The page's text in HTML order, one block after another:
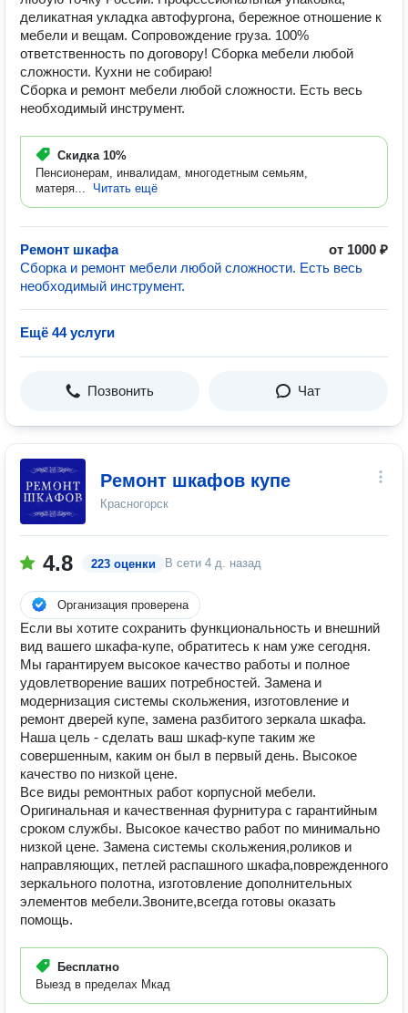
деликатная укладка автофургона, бережное отношение к
мебели и вещам. Сопровождение груза. 100%
ответственность по договору! Сборка мебели любой
сложности. Кухни не собираю!
Сборка и ремонт мебели любой сложности. Есть весь
необходимый инструмент.
Скидка 10%
Пенсионерам, инвалидам, многодетным семьям,
матеря...
Читать ещё
Ремонт шкафа
от 1000 ₽
Сборка и ремонт мебели любой сложности. Есть весь
необходимый инструмент.
Ещё 44 услуги
Позвонить Чат
Ремонт шкафов купе
Красногорск
4.8 223 оценки В сети 4 д. назад
Организация проверена
Если вы хотите сохранить функциональность и внешний
вид вашего шкафа-купе, обратитесь к нам уже сегодня.
Мы гарантируем высокое качество работы и полное
удовлетворение ваших потребностей. Замена и
модернизация системы скольжения, изготовление и
ремонт дверей купе, замена разбитого зеркала шкафа.
Наша цель - сделать ваш шкаф-купе таким же
совершенным, каким он был в первый день. Высокое
качество по низкой цене.
Все виды ремонтных работ корпусной мебели.
Оригинальная и качественная фурнитура с гарантийным
сроком службы. Высокое качество работ по минимально
низкой цене. Замена системы скольжения,роликов и
направляющих, петлей распашного шкафа,поврежденного
зеркального полотна, изготовление дополнительных
элементов мебели.Звоните,всегда готовы оказать
помощь.
Бесплатно
Выезд в пределах Мкад